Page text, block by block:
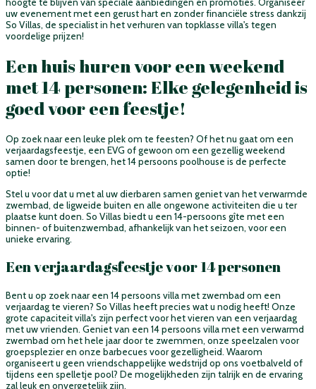
uw evenement met een gerust hart en zonder financiële stress dankzij
So Villas, de specialist in het verhuren van topklasse villa's tegen
voordelige prijzen!
Een huis huren voor een weekend
met 14 personen: Elke gelegenheid is
goed voor een feestje!
Op zoek naar een leuke plek om te feesten? Of het nu gaat om een
verjaardagsfeestje, een EVG of gewoon om een gezellig weekend
samen door te brengen, het 14 persoons poolhouse is de perfecte
optie!
Stel u voor dat u met al uw dierbaren samen geniet van het verwarmde
zwembad, de ligweide buiten en alle ongewone activiteiten die u ter
plaatse kunt doen. So Villas biedt u een 14-persoons gîte met een
binnen- of buitenzwembad, afhankelijk van het seizoen, voor een
unieke ervaring.
Een verjaardagsfeestje voor 14 personen
Bent u op zoek naar een 14 persoons villa met zwembad om een
verjaardag te vieren? So Villas heeft precies wat u nodig heeft! Onze
grote capaciteit villa's zijn perfect voor het vieren van een verjaardag
met uw vrienden. Geniet van een 14 persoons villa met een verwarmd
zwembad om het hele jaar door te zwemmen, onze speelzalen voor
groepsplezier en onze barbecues voor gezelligheid. Waarom
organiseert u geen vriendschappelijke wedstrijd op ons voetbalveld of
tijdens een spelletje pool? De mogelijkheden zijn talrijk en de ervaring
zal leuk en onvergetelijk zijn.